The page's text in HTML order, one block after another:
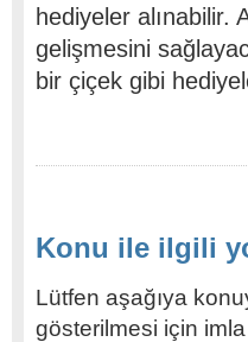
hediyeler alınabilir.
gelişmesini
bir çiçek gibi
Konu ile ilgili
Lütfen aşağıya
gösterilmesi için